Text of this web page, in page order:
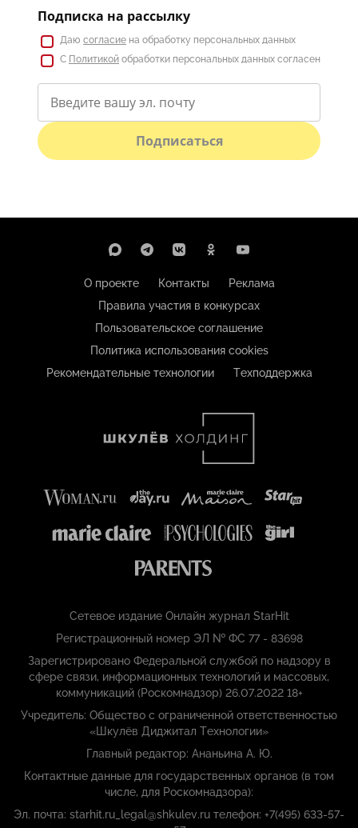
Подписка на рассылку
Даю согласие на обработку персональных данных
С Политикой обработки персональных данных согласен
Подписаться
О проекте Контакты
Реклама
Правила участия в конкурсах
Пользовательское соглашение
Политика использования cookies
Рекомендательные технологии
Техподдержка
Сетевое издание Онлайн журнал StarHit
Регистрационный номер ЭЛ № ФС 77 - 83698
Зарегистрировано Федеральной службой по надзору в
сфере связи, информационных технологий и массовых,
коммуникаций (Роскомнадзор) 26.07.2022 18+
Учредитель: Общество с ограниченной ответственностью
«Шкулёв Диджитал Технологии»
Главный редактор: Ананьина А. Ю.
Контактные данные для государственных органов (в том
числе, для Роскомнадзора):
Эл. почта: starhit.ru_legal@shkulev.ru телефон: +7(495) 633-57-